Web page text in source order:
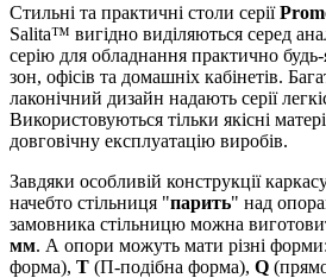
Стильні та практичні столи серії
Salita™ вигідно виділяються серед
серію для обладнання практично
зон, офісів та домашніх кабінетів.
лаконічний дизайн надають серії
Використовуються тільки якісні
довговічну експлуатацію виробів.
Завдяки особливій конструкції
начебто стільниця "парить" над
замовника стільницю можна
мм. А опори можуть мати різні форми:
форма), Т (П-подібна форма), Q